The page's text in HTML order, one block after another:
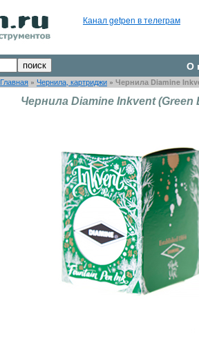
Канал getpen в телеграм
О
Главная » Чернила, картриджи » Чернила Diamine
Чернила Diamine Inkvent (Green